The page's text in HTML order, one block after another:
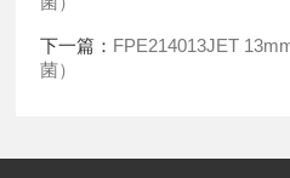
下一篇： FPE214013JET
菌）